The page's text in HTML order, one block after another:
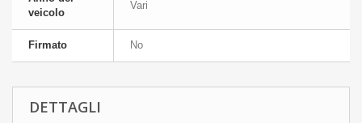
veicolo
Vari
Firmato No
DETTAGLI